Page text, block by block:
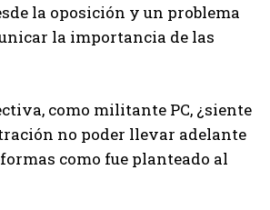
la oposición y un problema
la importancia de las
como militante PC, ¿siente
no poder llevar adelante
como fue planteado al